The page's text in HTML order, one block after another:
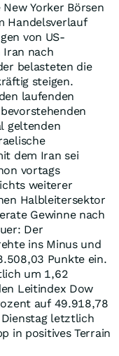
New Yorker Börsen
Handelsverlauf
von US-
Iran nach
belasteten die
steigen.
laufenden
geltenden
dem Iran sei
vortags
weiterer
Halbleitersektor
Gewinne nach
Der
ins Minus und
Punkte ein.
um 1,62
Leitindex Dow
auf 49.918,78
letztlich
in positives Terrain